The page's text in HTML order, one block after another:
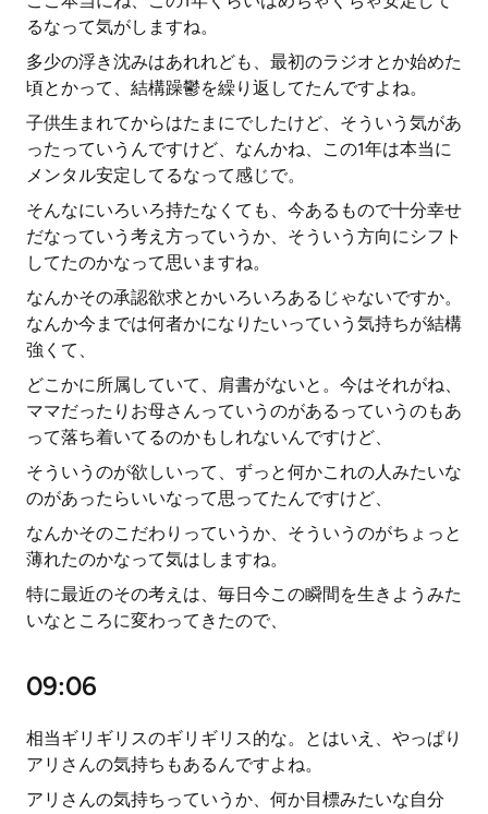
るなって気がしますね。
多少の浮き沈みはあれれども、最初のラジオとか始めた
頃とかって、結構躁鬱を繰り返してたんですよね。
子供生まれてからはたまにでしたけど、そういう気があ
ったっていうんですけど、なんかね、この1年は本当に
メンタル安定してるなって感じで。
そんなにいろいろ持たなくても、今あるもので十分幸せ
だなっていう考え方っていうか、そういう方向にシフト
してたのかなって思いますね。
なんかその承認欲求とかいろいろあるじゃないですか。
なんか今までは何者かになりたいっていう気持ちが結構
強くて、
どこかに所属していて、肩書がないと。今はそれがね、
ママだったりお母さんっていうのがあるっていうのもあ
って落ち着いてるのかもしれないんですけど、
そういうのが欲しいって、ずっと何かこれの人みたいな
のがあったらいいなって思ってたんですけど、
なんかそのこだわりっていうか、そういうのがちょっと
薄れたのかなって気はしますね。
特に最近のその考えは、毎日今この瞬間を生きようみた
いなところに変わってきたので、
09:06
相当ギリギリスのギリギリス的な。とはいえ、やっぱり
アリさんの気持ちもあるんですよね。
アリさんの気持ちっていうか、何か目標みたいな自分